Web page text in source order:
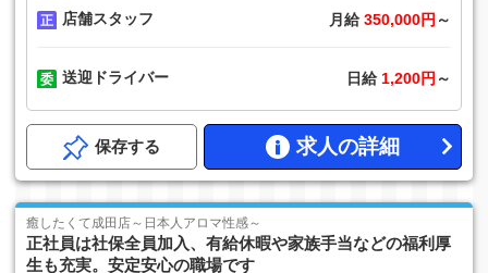
店舗スタッフ 月給 350,000円 ～
送迎ドライバー 日給 1,200円 ～
保存する 求人の詳細
癒したくて成田店～日本人アロマ性感～
正社員は社保全員加入、有給休暇や家族手当などの福利厚
生も充実。安定安心の職場です